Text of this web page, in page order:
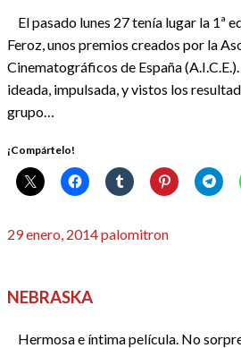
El pasado lunes 27 tenía lugar la 1ª
Feroz, unos premios creados por la
Cinematográficos de España
ideada, impulsada, y vistos los
grupo…
¡Compártelo!
Publicado
29 enero, 2014palomitron
NEBRASKA
Hermosa e íntima película. No